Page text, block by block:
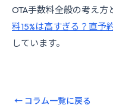
OTA手数料全般の考え
料15%は高すぎる？直予
しています。
← コラム一覧に戻る